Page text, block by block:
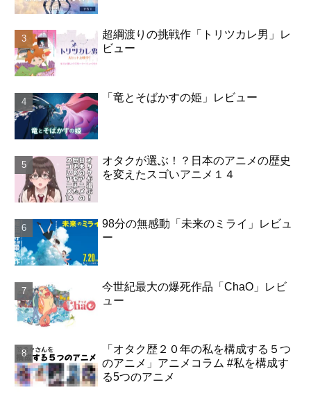
超綱渡りの挑戦作「トリツカレ男」レ
ビュー
「竜とそばかすの姫」レビュー
オタクが選ぶ！？日本のアニメの歴史
を変えたスゴいアニメ１４
98分の無感動「未来のミライ」レビュ
ー
今世紀最大の爆死作品「ChaO」レビ
ュー
「オタク歴２０年の私を構成する５つ
のアニメ」アニメコラム #私を構成す
る5つのアニメ